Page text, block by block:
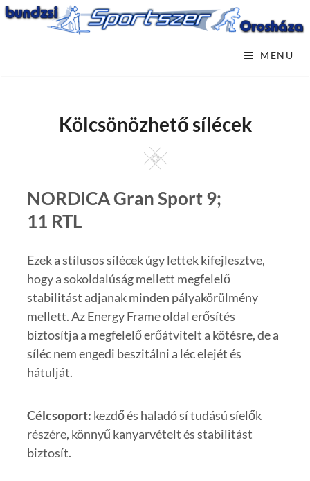
Skip
MENU
Kölcsönözhető sílécek
Square
NORDICA Gran Sport 9;
11 RTL
Ezek a stílusos sílécek úgy lettek kifejlesztve,
hogy a sokoldalúság mellett megfelelő
stabilitást adjanak minden pályakörülmény
mellett. Az Energy Frame oldal erősítés
biztosítja a megfelelő erőátvitelt a kötésre, de a
síléc nem engedi beszitálni a léc elejét és
hátulját.
Célcsoport: kezdő és haladó sí tudású síelők
részére, könnyű kanyarvételt és stabilitást
biztosít.